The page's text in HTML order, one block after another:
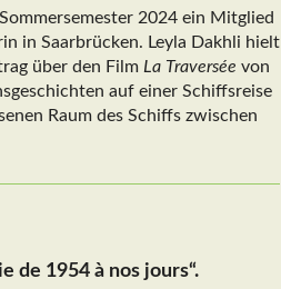
2024 ein Mitglied
in Saarbrücken. Leyla Dakhli hielt
über den Film La Traversée von
auf einer Schiffsreise
Raum des Schiffs zwischen
de 1954 à nos jours“.